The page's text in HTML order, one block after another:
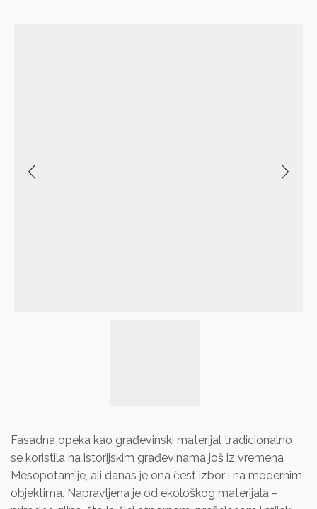
Fasadna opeka kao građevinski materijal tradicionalno
se koristila na istorijskim građevinama još iz vremena
Mesopotamije, ali danas je ona čest izbor i na modernim
objektima. Napravljena je od ekološkog materijala –